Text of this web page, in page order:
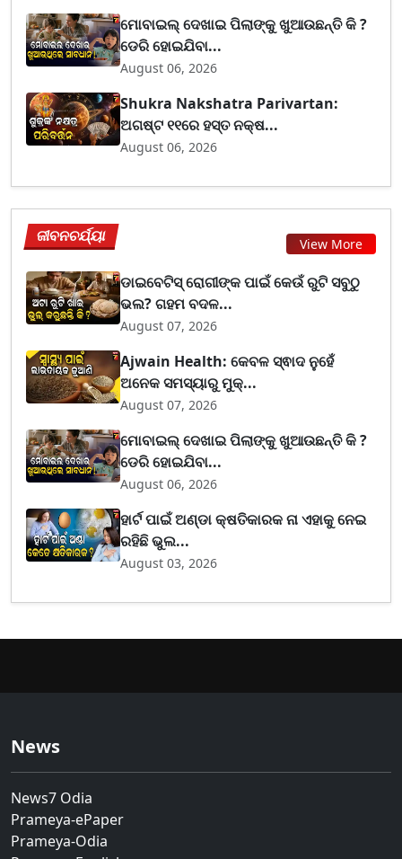
ମୋବାଇଲ୍ ଦେଖାଇ ପିଲାଙ୍କୁ ଖୁଆଉଛନ୍ତି କି ?
ଡେରି ହୋଇଯିବା...
August 06, 2026
Shukra Nakshatra Parivartan:
ଅଗଷ୍ଟ ୧୧ରେ ହସ୍ତ ନକ୍ଷ...
August 06, 2026
ଜୀବନଚର୍ଯ୍ୟା View More
ଡାଇବେଟିସ୍ ରୋଗୀଙ୍କ ପାଇଁ କେଉଁ ରୁଟି ସବୁଠୁ
ଭଲ? ଗହମ ବଦଳ...
August 07, 2026
Ajwain Health: କେବଳ ସ୍ଵାଦ ନୁହେଁ
ଅନେକ ସମସ୍ୟାରୁ ମୁକ୍...
August 07, 2026
ମୋବାଇଲ୍ ଦେଖାଇ ପିଲାଙ୍କୁ ଖୁଆଉଛନ୍ତି କି ?
ଡେରି ହୋଇଯିବା...
August 06, 2026
ହାର୍ଟ ପାଇଁ ଅଣ୍ଡା କ୍ଷତିକାରକ ନା ଏହାକୁ ନେଇ
ରହିଛି ଭୁଲ...
August 03, 2026
News
News7 Odia
Prameya-ePaper
Prameya-Odia